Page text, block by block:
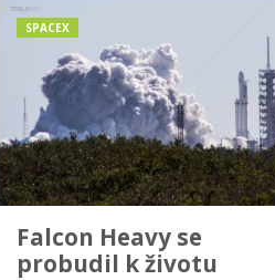
SPACEX
Falcon Heavy se
probudil k životu